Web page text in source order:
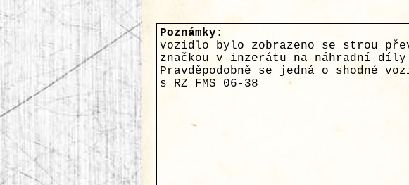
Poznámky:
vozidlo bylo zobrazeno se strou
značkou v inzerátu na náhradní díly
Pravděpodobně se jedná o shodné
s RZ FMS 06-38